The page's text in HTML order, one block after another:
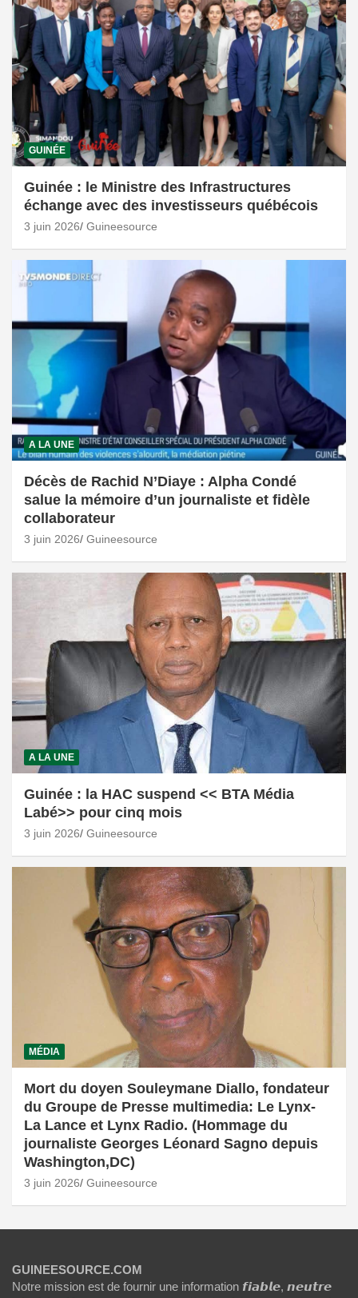
GUINÉE
Guinée : le Ministre des Infrastructures
échange avec des investisseurs québécois
3 juin 2026 Guineesource
A LA UNE
Décès de Rachid N’Diaye : Alpha Condé
salue la mémoire d’un journaliste et fidèle
collaborateur
3 juin 2026 Guineesource
A LA UNE
Guinée : la HAC suspend << BTA Média
Labé>> pour cinq mois
3 juin 2026 Guineesource
MÉDIA
Mort du doyen Souleymane Diallo, fondateur
du Groupe de Presse multimedia: Le Lynx-
La Lance et Lynx Radio. (Hommage du
journaliste Georges Léonard Sagno depuis
Washington,DC)
3 juin 2026 Guineesource
GUINEESOURCE.COM
Notre mission est de fournir une information 𝙛𝙞𝙖𝙗𝙡𝙚, 𝙣𝙚𝙪𝙩𝙧𝙚